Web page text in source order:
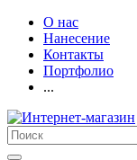
О нас
Нанесение
Контакты
Портфолио
...